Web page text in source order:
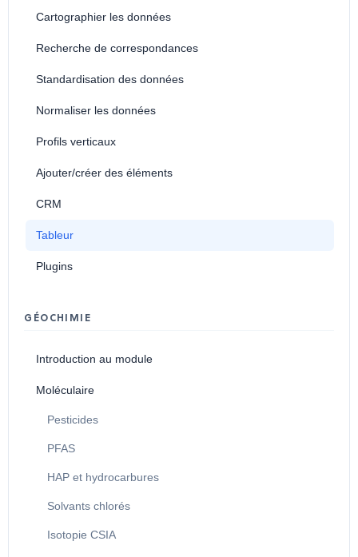
Cartographier les données
Recherche de correspondances
Standardisation des données
Normaliser les données
Profils verticaux
Ajouter/créer des éléments
CRM
Tableur
Plugins
GÉOCHIMIE
Introduction au module
Moléculaire
Pesticides
PFAS
HAP et hydrocarbures
Solvants chlorés
Isotopie CSIA